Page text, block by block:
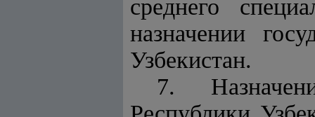
среднего
назначении
Узбекистан.
7.